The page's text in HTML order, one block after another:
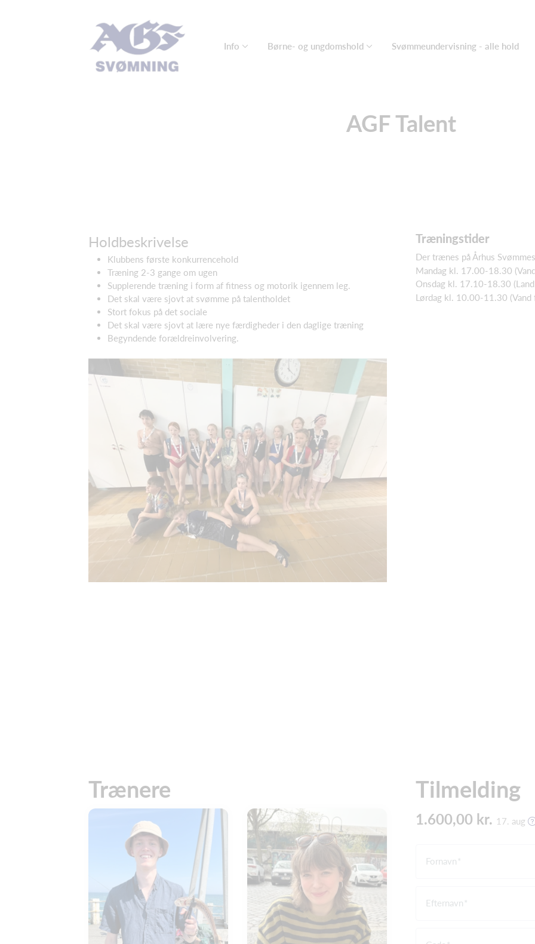
Info Børne- og ungdomshold Svømmeundervisning - alle hold
AGF Talent
Holdbeskrivelse
Klubbens første konkurrencehold
Træning 2-3 gange om ugen
Supplerende træning i form af fitness og motorik igennem leg.
Det skal være sjovt at svømme på talentholdet
Stort fokus på det sociale
Det skal være sjovt at lære nye færdigheder i den daglige træning
Begyndende forældreinvolvering.
Træningstider
Der trænes på Århus
Mandag kl. 17.00-18.30
Onsdag kl. 17.10-18.30
Lørdag kl. 10.00-11.30 (Vand
Trænere Tilmelding
1.600,00 kr. 17. aug
Fornavn
Efternavn